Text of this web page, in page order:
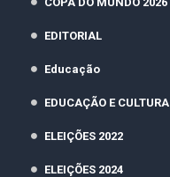
EDITORIAL
Educação
EDUCAÇÃO E CULTURA
ELEIÇÕES 2022
ELEIÇÕES 2024